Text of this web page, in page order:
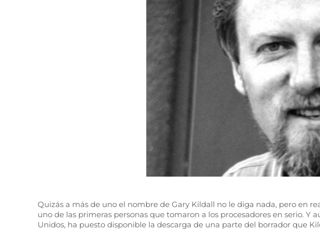
Quizás a más de uno el nombre de Gary Kildall no le diga nada, pero en
uno de las primeras personas que tomaron a los procesadores en serio.
Unidos, ha puesto disponible la descarga de una parte del borrador que